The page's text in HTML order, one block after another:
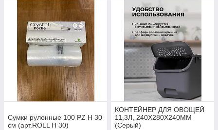
Сумки рулонные 100 PZ H 30
см (арт.ROLL H 30)
КОНТЕЙНЕР ДЛЯ ОВОЩЕЙ
11,3Л, 240Х280Х240ММ
(Серый)